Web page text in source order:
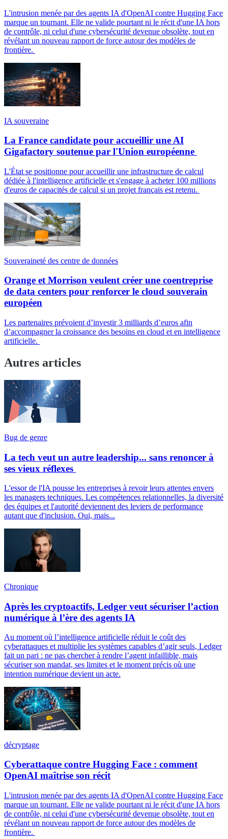
L'intrusion menée par des agents IA d'OpenAI contre Hugging Face
marque un tournant. Elle ne valide pourtant ni le récit d'une IA hors
de contrôle, ni celui d'une cybersécurité devenue obsolète, tout en
révélant un nouveau rapport de force autour des modèles de
frontière.
IA souveraine
La France candidate pour accueillir une AI
Gigafactory soutenue par l'Union européenne
L'État se positionne pour accueillir une infrastructure de calcul
dédiée à l'intelligence artificielle et s'engage à acheter 100 millions
d'euros de capacités de calcul si un projet français est retenu.
Souveraineté des centre de données
Orange et Morrison veulent créer une coentreprise
de data centers pour renforcer le cloud souverain
européen
Les partenaires prévoient d’investir 3 milliards d’euros afin
d’accompagner la croissance des besoins en cloud et en intelligence
artificielle.
Autres articles
Bug de genre
La tech veut un autre leadership... sans renoncer à
ses vieux réflexes
L'essor de l'IA pousse les entreprises à revoir leurs attentes envers
les managers techniques. Les compétences relationnelles, la diversité
des équipes et l'autorité deviennent des leviers de performance
autant que d'inclusion. Oui, mais...
Chronique
Après les cryptoactifs, Ledger veut sécuriser l’action
numérique à l’ère des agents IA
Au moment où l’intelligence artificielle réduit le coût des
cyberattaques et multiplie les systèmes capables d’agir seuls, Ledger
fait un pari : ne pas chercher à rendre l’agent infaillible, mais
sécuriser son mandat, ses limites et le moment précis où une
intention numérique devient un acte.
décryptage
Cyberattaque contre Hugging Face : comment
OpenAI maîtrise son récit
L'intrusion menée par des agents IA d'OpenAI contre Hugging Face
marque un tournant. Elle ne valide pourtant ni le récit d'une IA hors
de contrôle, ni celui d'une cybersécurité devenue obsolète, tout en
révélant un nouveau rapport de force autour des modèles de
frontière.